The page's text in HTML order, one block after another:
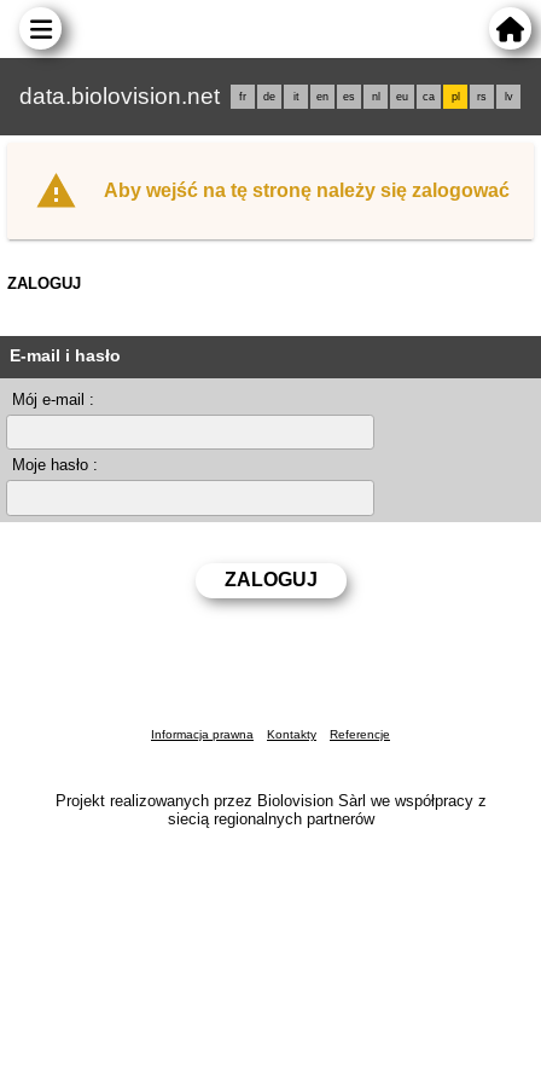
data.biolovision.net fr de it en es nl eu ca pl rs lv
Aby wejść na tę stronę należy się zalogować
ZALOGUJ
E-mail i hasło
Mój e-mail :
Moje hasło :
Informacja prawna Kontakty Referencje
Projekt realizowanych przez Biolovision Sàrl we współpracy z
siecią regionalnych partnerów